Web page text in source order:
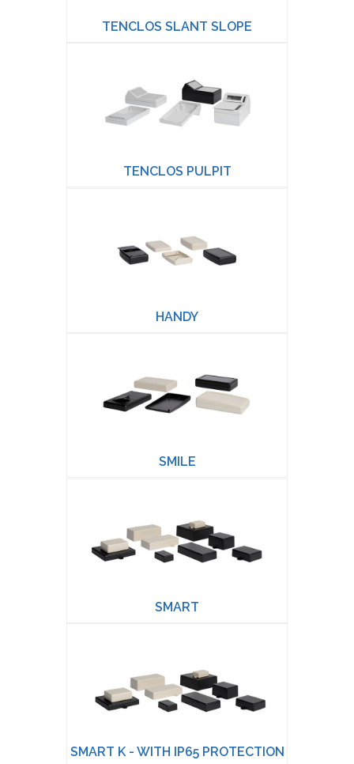
TENCLOS SLANT SLOPE
TENCLOS PULPIT
HANDY
SMILE
SMART
SMART K - WITH IP65 PROTECTION